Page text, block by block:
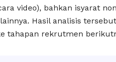
video), bahkan isyarat
Hasil analisis
tahapan rekrutmen